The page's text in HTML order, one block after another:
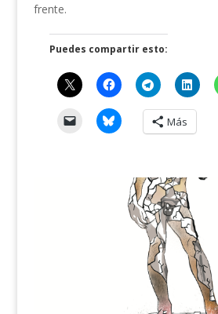
frente.
Puedes compartir esto:
Más